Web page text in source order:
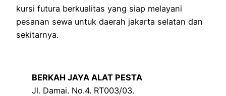
kursi futura berkualitas yang siap melayani
pesanan sewa untuk daerah jakarta selatan dan
sekitarnya.
BERKAH JAYA ALAT PESTA
Jl. Damai. No.4. RT003/03.